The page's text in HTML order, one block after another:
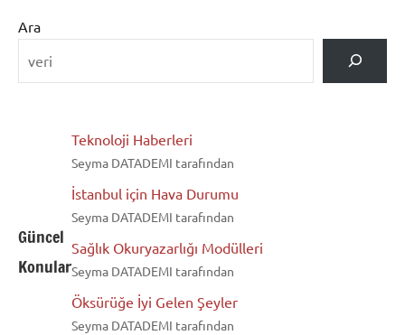
Ara
Güncel
Konular
Teknoloji Haberleri
Seyma DATADEMI tarafından
İstanbul için Hava Durumu
Seyma DATADEMI tarafından
Sağlık Okuryazarlığı Modülleri
Seyma DATADEMI tarafından
Öksürüğe İyi Gelen Şeyler
Seyma DATADEMI tarafından